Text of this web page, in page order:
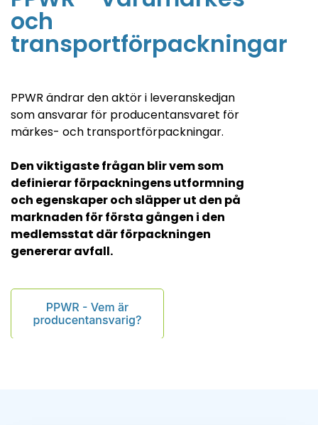
och
transportförpackningar
PPWR ändrar den aktör i leveranskedjan
som ansvarar för producentansvaret för
märkes- och transportförpackningar.
Den viktigaste frågan blir vem som
definierar förpackningens utformning
och egenskaper och släpper ut den på
marknaden för första gången i den
medlemsstat där förpackningen
genererar avfall.